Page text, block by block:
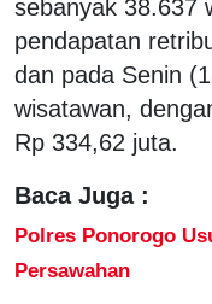
sebanyak 38.637
pendapatan
dan pada Senin
wisatawan,
Rp 334,62 juta.
Baca Juga :
Polres Ponorogo
Persawahan